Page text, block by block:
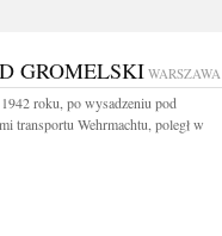
GROMELSKI WARSZAWA
roku, po wysadzeniu pod
transportu Wehrmachtu, poległ w